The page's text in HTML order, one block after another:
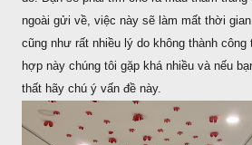
ngoài gửi về, việc này sẽ làm mất thời
cũng như rất nhiều lý do không thành
hợp này chúng tôi gặp khá nhiều và nếu
thất hãy chú ý vấn đề này.